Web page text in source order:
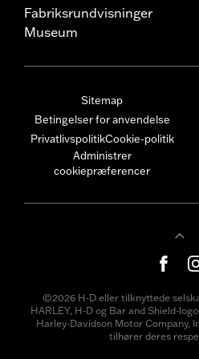
Fabriksrundvisninger
Museum
Sitemap
Betingelser for anvendelse
PrivatlivspolitikCookie-politik
Administrer
cookiepræferencer
©2026 H-D eller tilknyttede
HARLEY, H-D og Bar and Shield-
Harley-Davidson Motor Company,
tilhører deres